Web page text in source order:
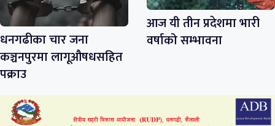
धनगढीका चार जना
कञ्चनपुरमा लागूऔषधसहित
पक्राउ
आज यी तीन प्रदेशमा भारी
वर्षाको सम्भावना